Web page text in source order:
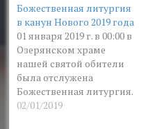
Возглавил
Богослужение
архимандрит Глеб
(Свидло). По окончании,
архимандрит Глеб
поблагодарил всех
сошедшихся в
ангельскую радость
Божественная литургия
в канун Нового 2019 года
01 января 2019 г. в 00:00 в
Озерянском храме
нашей святой обители
была отслужена
Божественная литургия.
Возглавил
02/01/2019